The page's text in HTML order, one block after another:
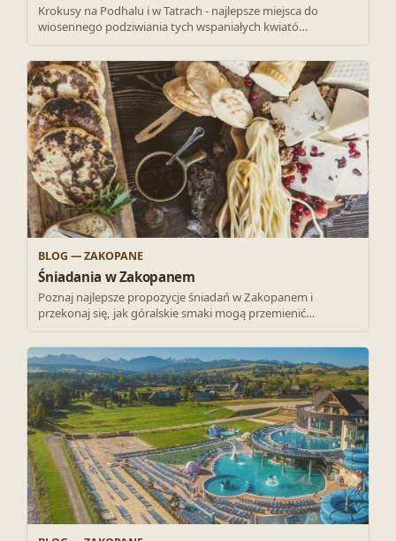
Krokusy na Podhalu i w Tatrach - najlepsze miejsca do
wiosennego podziwiania tych wspaniałych kwiató…
BLOG — ZAKOPANE
Śniadania w Zakopanem
Poznaj najlepsze propozycje śniadań w Zakopanem i
przekonaj się, jak góralskie smaki mogą przemienić…